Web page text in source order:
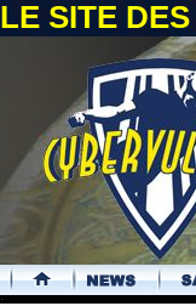
LE SITE
.